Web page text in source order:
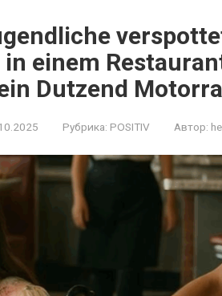
einem
Dutzend
Рубрика: POSITIV Автор: